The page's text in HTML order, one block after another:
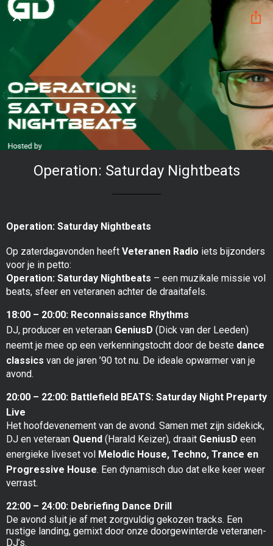
Operation: Saturday Nightbeats
Operation: Saturday Nightbeats
Op zaterdagavonden heeft Veteranen Radio iets bijzonders
voor je in petto:
Operation: Saturday Nightbeats – een muzikale missie vol
beats, sfeer en veteranen achter de draaitafels.
18:00 – 20:00: Reconnaissance Rhythms
DJ, producer en veteraan GeniusD (Dick van der Leeden)
neemt je mee op een verkenningstocht door de beste dance
classics van de jaren ’90 tot nu. De ideale opwarmer van je
avond.
20:00 – 22:00: Battlefield BEATS: Saturday Night Preparty
Live
Het hoofdevenement van de avond. Samen met zijn sidekick,
DJ en veteraan Quend (Harald Keizer), draait GeniusD een
energieke liveset vol Melodic House, Techno, Trance en
Progressive House. Een dynamisch duo dat elke keer weer
verrast.
22:00 – 24:00: Debriefing Dance Drill
De avond sluit je af met zorgvuldig gekozen tracks. Een
rustige landing, gemixt door onze doorgewinterde veteranen-
DJ’s.